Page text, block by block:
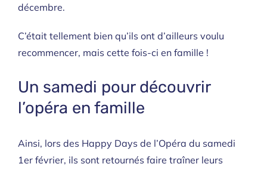
décembre.
C’était tellement bien qu’ils ont d’ailleurs voulu
recommencer, mais cette fois-ci en famille !
Un samedi pour découvrir
l’opéra en famille
Ainsi, lors des Happy Days de l’Opéra du samedi
1er février, ils sont retournés faire traîner leurs